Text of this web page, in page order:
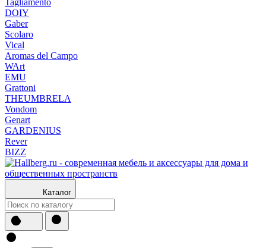
Tagliamento
DOIY
Gaber
Scolaro
Vical
Aromas del Campo
WArt
EMU
Grattoni
THEUMBRELA
Vondom
Genart
GARDENIUS
Rever
BIZZ
Каталог